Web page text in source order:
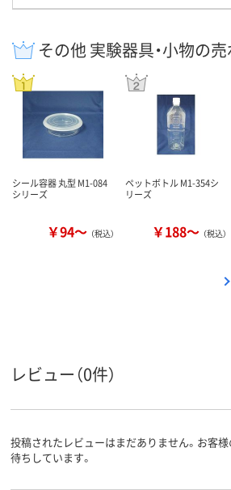
その他 実験器具・小物の
シール容器 丸型 M1-084
シリーズ
￥94～ （税込）
ペットボトル M1-354シ
リーズ
￥188～ （税込）
レビュー（0件）
投稿されたレビューはまだありません。お客
待ちしています。